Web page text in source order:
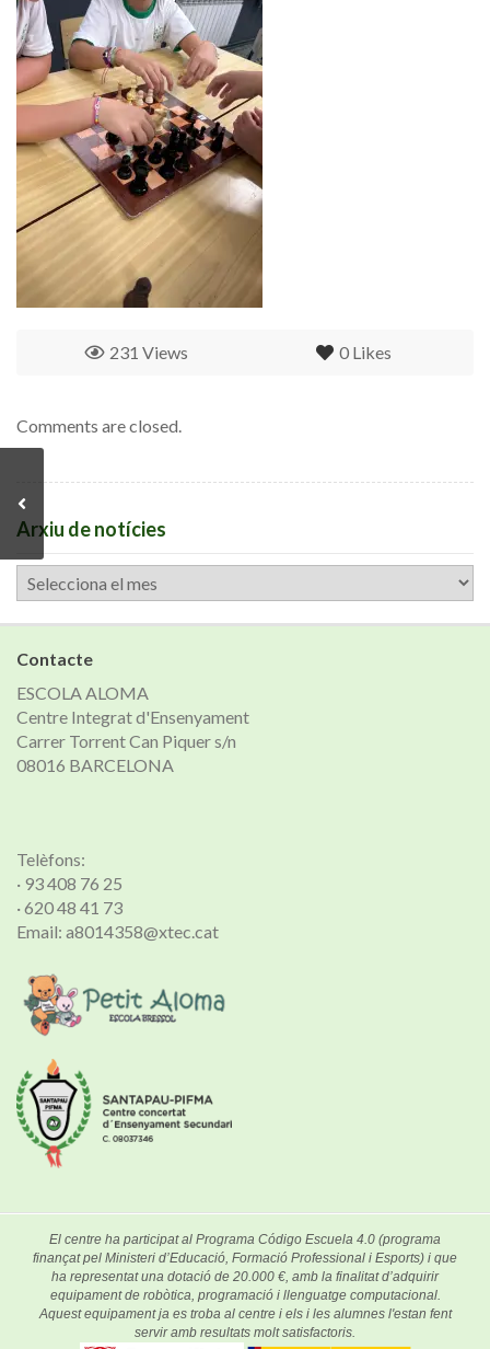
0 Likes
231 Views
Comments are closed.
Arxiu de notícies
Arxiu
de
notícies
Contacte
ESCOLA ALOMA
Centre Integrat d'Ensenyament
Carrer Torrent Can Piquer s/n
08016 BARCELONA
Telèfons:
· 93 408 76 25
· 620 48 41 73
Email: a8014358@xtec.cat
El centre ha participat al Programa Código Escuela 4.0 (programa
finançat pel Ministeri d’Educació, Formació Professional i Esports) i que
ha representat una dotació de 20.000 €, amb la finalitat d’adquirir
equipament de robòtica, programació i llenguatge computacional.
Aquest equipament ja es troba al centre i els i les alumnes l'estan fent
servir amb resultats molt satisfactoris.